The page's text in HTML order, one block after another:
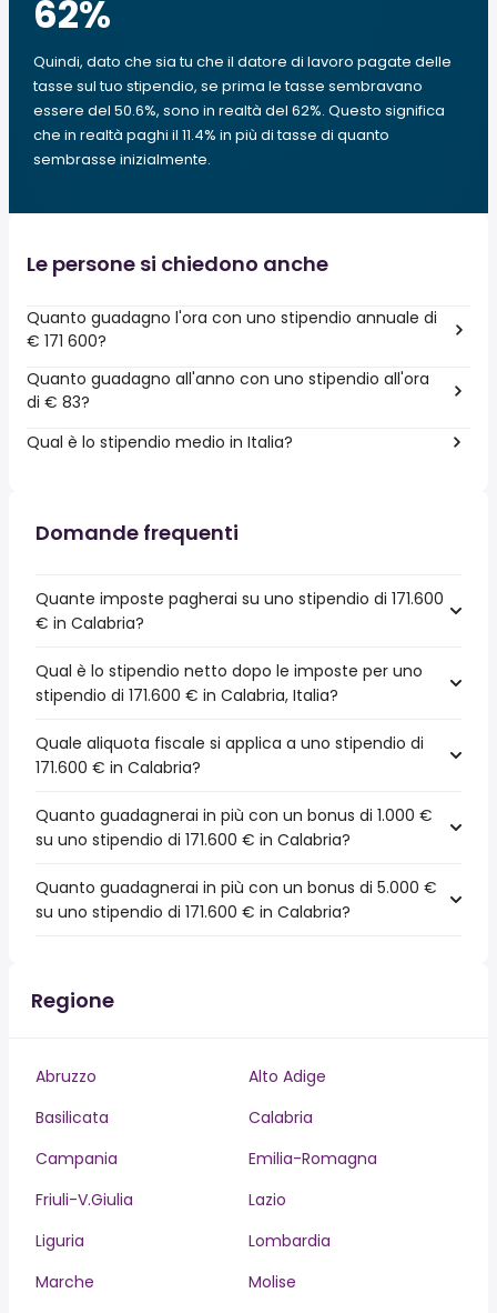
62%
Quindi, dato che sia tu che il datore di lavoro pagate delle
tasse sul tuo stipendio, se prima le tasse sembravano
essere del 50.6%, sono in realtà del 62%. Questo significa
che in realtà paghi il 11.4% in più di tasse di quanto
sembrasse inizialmente.
Le persone si chiedono anche
Quanto guadagno l'ora con uno stipendio annuale di
€ 171 600?
Quanto guadagno all'anno con uno stipendio all'ora
di € 83?
Qual è lo stipendio medio in Italia?
Domande frequenti
Quante imposte pagherai su uno stipendio di 171.600
€ in Calabria?
Qual è lo stipendio netto dopo le imposte per uno
stipendio di 171.600 € in Calabria, Italia?
Quale aliquota fiscale si applica a uno stipendio di
171.600 € in Calabria?
Quanto guadagnerai in più con un bonus di 1.000 €
su uno stipendio di 171.600 € in Calabria?
Quanto guadagnerai in più con un bonus di 5.000 €
su uno stipendio di 171.600 € in Calabria?
Regione
Abruzzo
Alto Adige
Basilicata
Calabria
Campania
Emilia-Romagna
Friuli-V.Giulia
Lazio
Liguria
Lombardia
Marche
Molise